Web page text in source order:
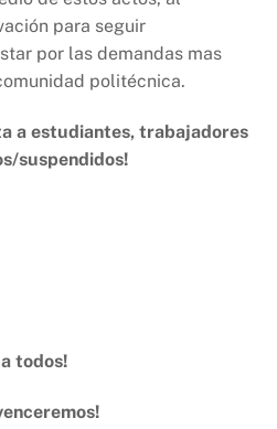
para seguir
por las demandas mas
politécnica.
a estudiantes, trabajadores
suspendidos!
todos!